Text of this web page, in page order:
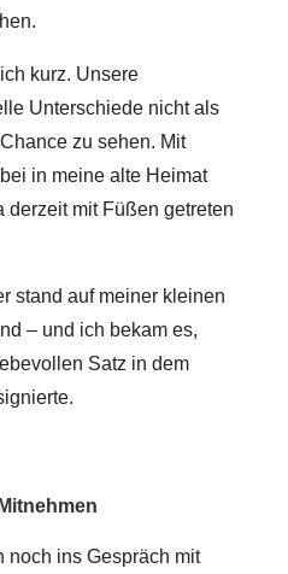
kurz. Unsere
Unterschiede nicht als
zu sehen. Mit
in meine alte Heimat
derzeit mit Füßen getreten
stand auf meiner kleinen
– und ich bekam es,
Satz in dem
noch ins Gespräch mit